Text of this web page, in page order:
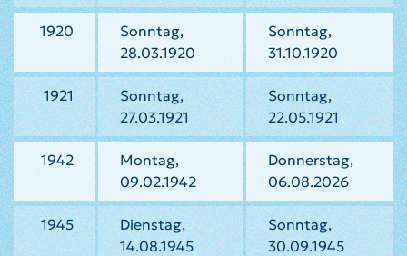
1920
Sonntag,
28.03.1920
Sonntag,
31.10.1920
1921
Sonntag,
27.03.1921
Sonntag,
22.05.1921
1942
Montag,
09.02.1942
Donnerstag,
06.08.2026
1945
Dienstag,
14.08.1945
Sonntag,
30.09.1945